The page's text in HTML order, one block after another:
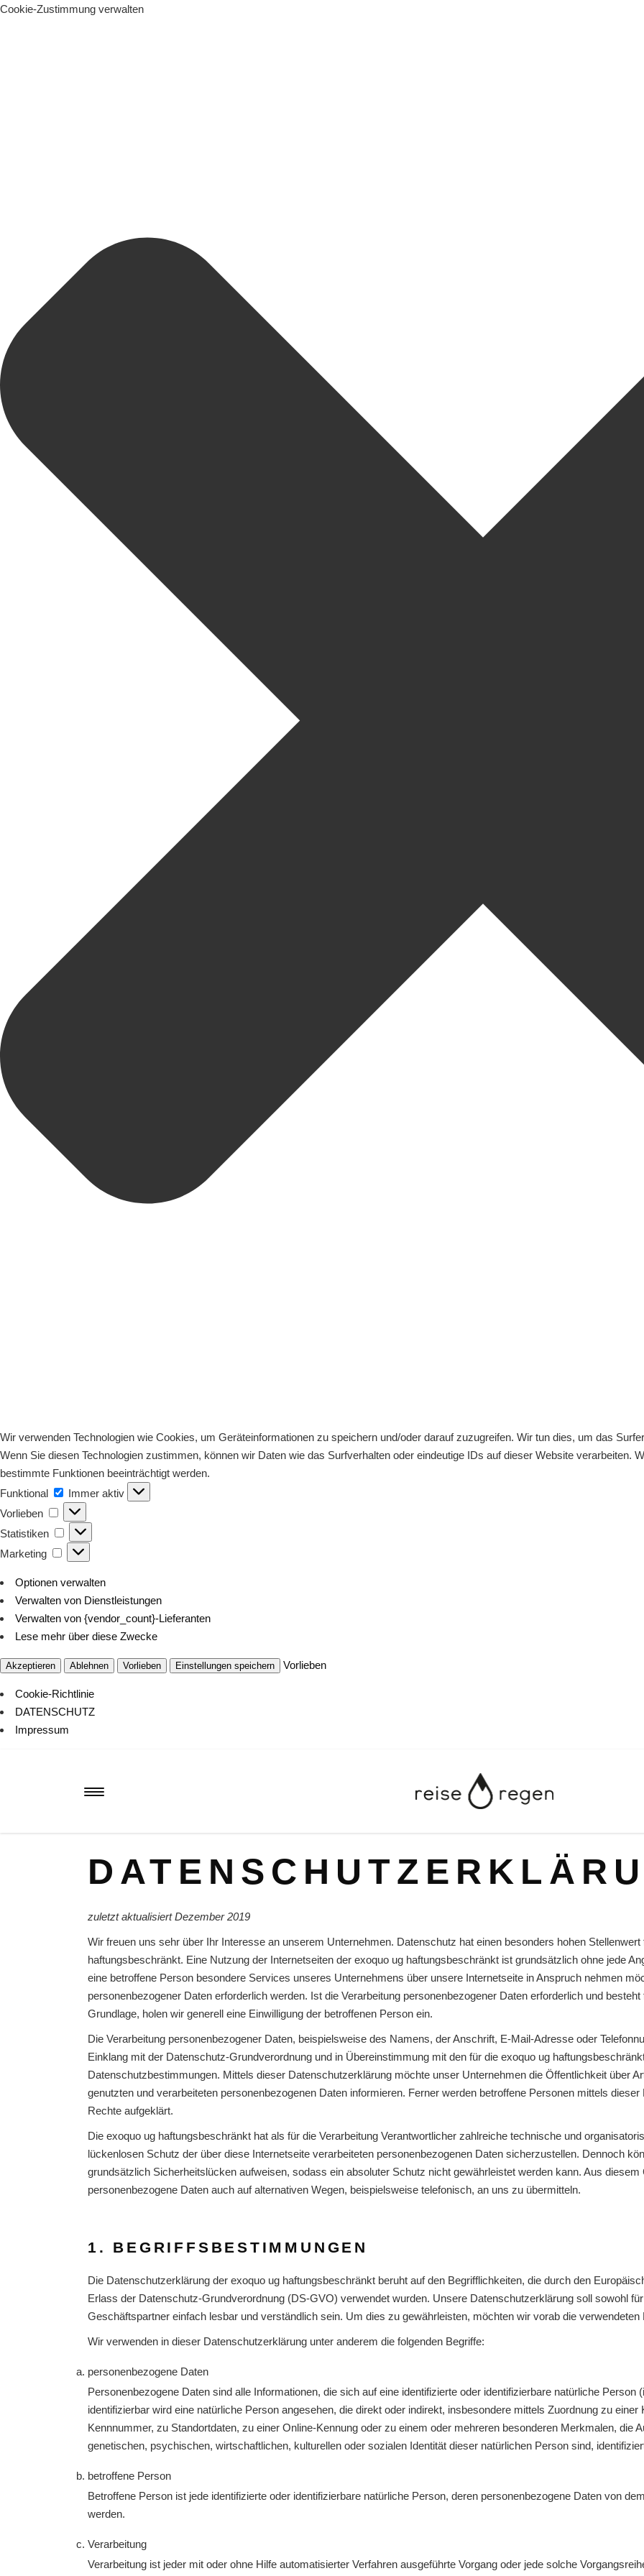
Cookie-Zustimmung verwalten
Wir verwenden Technologien wie Cookies, um Geräteinformationen zu speichern und/oder darauf zuzugreifen. Wir tun dies, um das
Wenn Sie diesen Technologien zustimmen, können wir Daten wie das Surfverhalten oder eindeutige IDs auf dieser Website verarbeiten.
bestimmte Funktionen beeinträchtigt werden.
Funktional
Funktional
Immer aktiv
Vorlieben
Vorlieben
Statistiken
Statistiken
Marketing
Marketing
Optionen verwalten
Verwalten von Dienstleistungen
Verwalten von {vendor_count}-Lieferanten
Lese mehr über diese Zwecke
Akzeptieren Ablehnen Vorlieben Einstellungen speichern Vorlieben
Cookie-Richtlinie
DATENSCHUTZ
Impressum
zuletzt aktualisiert Dezember 2019
Wir freuen uns sehr über Ihr Interesse an unserem Unternehmen. Datenschutz hat einen besonders hohen
haftungsbeschränkt. Eine Nutzung der Internetseiten der exoquo ug haftungsbeschränkt ist grundsätzlich ohne jede
eine betroffene Person besondere Services unseres Unternehmens über unsere Internetseite in Anspruch nehmen
personenbezogener Daten erforderlich werden. Ist die Verarbeitung personenbezogener Daten erforderlich und
Grundlage, holen wir generell eine Einwilligung der betroffenen Person ein.
Die Verarbeitung personenbezogener Daten, beispielsweise des Namens, der Anschrift, E-Mail-Adresse oder
Einklang mit der Datenschutz-Grundverordnung und in Übereinstimmung mit den für die exoquo ug
Datenschutzbestimmungen. Mittels dieser Datenschutzerklärung möchte unser Unternehmen die Öffentlichkeit über
genutzten und verarbeiteten personenbezogenen Daten informieren. Ferner werden betroffene Personen mittels
Rechte aufgeklärt.
Die exoquo ug haftungsbeschränkt hat als für die Verarbeitung Verantwortlicher zahlreiche technische und
lückenlosen Schutz der über diese Internetseite verarbeiteten personenbezogenen Daten sicherzustellen. Dennoch
grundsätzlich Sicherheitslücken aufweisen, sodass ein absoluter Schutz nicht gewährleistet werden kann. Aus
personenbezogene Daten auch auf alternativen Wegen, beispielsweise telefonisch, an uns zu übermitteln.
1. BEGRIFFSBESTIMMUNGEN
Die Datenschutzerklärung der exoquo ug haftungsbeschränkt beruht auf den Begrifflichkeiten, die durch den
Erlass der Datenschutz-Grundverordnung (DS-GVO) verwendet wurden. Unsere Datenschutzerklärung soll sowohl
Geschäftspartner einfach lesbar und verständlich sein. Um dies zu gewährleisten, möchten wir vorab die verwendeten
Wir verwenden in dieser Datenschutzerklärung unter anderem die folgenden Begriffe:
personenbezogene Daten
Personenbezogene Daten sind alle Informationen, die sich auf eine identifizierte oder identifizierbare natürliche Person
identifizierbar wird eine natürliche Person angesehen, die direkt oder indirekt, insbesondere mittels Zuordnung zu
Kennnummer, zu Standortdaten, zu einer Online-Kennung oder zu einem oder mehreren besonderen Merkmalen, die
genetischen, psychischen, wirtschaftlichen, kulturellen oder sozialen Identität dieser natürlichen Person sind,
betroffene Person
Betroffene Person ist jede identifizierte oder identifizierbare natürliche Person, deren personenbezogene Daten von
werden.
Verarbeitung
Verarbeitung ist jeder mit oder ohne Hilfe automatisierter Verfahren ausgeführte Vorgang oder jede solche